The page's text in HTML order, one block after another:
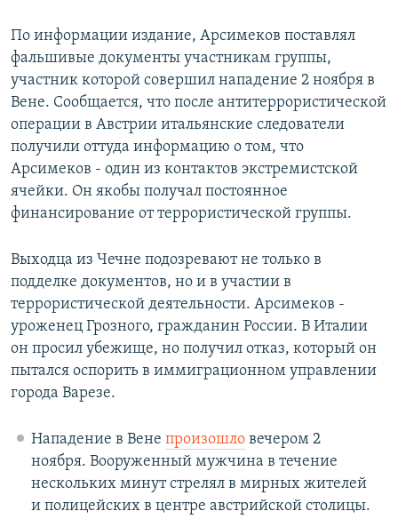
По информации издание, Арсимеков поставлял
фальшивые документы участникам группы,
участник которой совершил нападение 2 ноября в
Вене. Сообщается, что после антитеррористической
операции в Австрии итальянские следователи
получили оттуда информацию о том, что
Арсимеков - один из контактов экстремистской
ячейки. Он якобы получал постоянное
финансирование от террористической группы.
Выходца из Чечне подозревают не только в
подделке документов, но и в участии в
террористической деятельности. Арсимеков -
уроженец Грозного, гражданин России. В Италии
он просил убежище, но получил отказ, который он
пытался оспорить в иммиграционном управлении
города Варезе.
Нападение в Вене произошловечером 2
ноября. Вооруженный мужчина в течение
нескольких минут стрелял в мирных жителей
и полицейских в центре австрийской столицы.